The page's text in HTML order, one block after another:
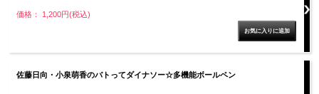
価格： 1,200円(税込)
佐藤日向・小泉萌香のバトってダイナソー☆多機能ボールペン